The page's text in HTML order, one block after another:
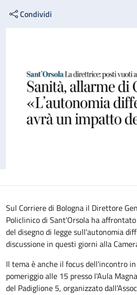
Condividi
Sul Corriere di Bologna il Direttore
Policlinico di Sant'Orsola ha
del disegno di legge sull'autonomia
discussione in questi giorni alla
Il tema è anche il focus dell'incontro
pomeriggio alle 15 presso l'Aula
del Padiglione 5, organizzato